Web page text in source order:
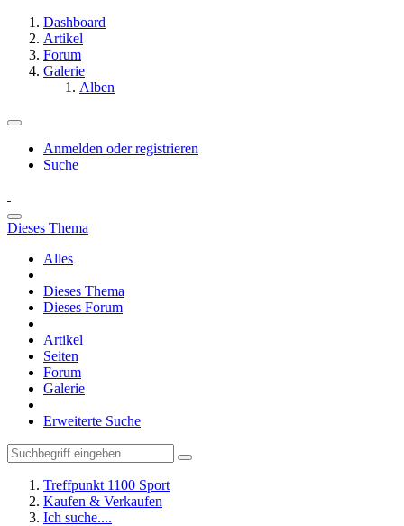
Dashboard
Artikel
Forum
Galerie
Alben
Anmelden oder registrieren
Suche
Dieses Thema
Alles
Dieses Thema
Dieses Forum
Artikel
Seiten
Forum
Galerie
Erweiterte Suche
Treffpunkt 1100 Sport
Kaufen & Verkaufen
Ich suche....